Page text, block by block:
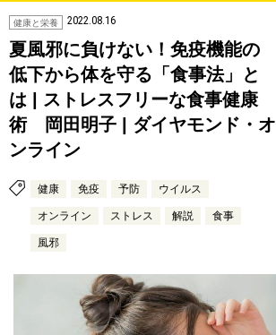
健康と栄養 2022.08.16
夏風邪に負けない！免疫機能の
低下から体を守る「食事法」と
は | ストレスフリーな食事健康
術 岡田明子 | ダイヤモンド・オ
ンライン
健康 免疫 予防 ウイルス
オンライン ストレス 解説 食事
風邪